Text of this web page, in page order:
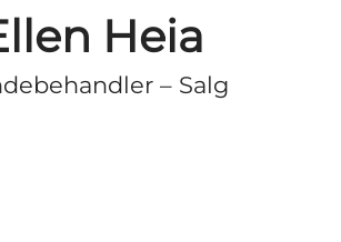
Heia
– Salg